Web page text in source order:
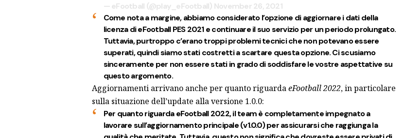
— eFootball (@play_eFootball) November 26, 2021
Come nota a margine, abbiamo considerato l’opzione di aggiornare i dati della
licenza di eFootball PES 2021 e continuare il suo servizio per un periodo prolungato.
Tuttavia, purtroppo c’erano troppi problemi tecnici che non potevano essere
superati, quindi siamo stati costretti a scartare questa opzione. Ci scusiamo
sinceramente per non essere stati in grado di soddisfare le vostre aspettative su
questo argomento.
Aggiornamenti arrivano anche per quanto riguardaeFootball 2022, in particolare
sulla situazione dell’update alla versione 1.0.0:
Per quanto riguarda eFootball 2022, il team è completamente impegnato a
lavorare sull’aggiornamento principale (v1.0.0) per assicurarsi che raggiunga la